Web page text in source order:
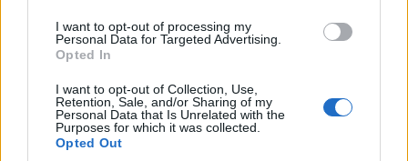
I want to opt-out of processing my
Personal Data for Targeted Advertising.
Opted In
I want to opt-out of Collection, Use,
Retention, Sale, and/or Sharing of my
Personal Data that Is Unrelated with the
Purposes for which it was collected.
Opted Out